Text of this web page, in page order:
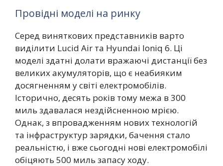
Провідні моделі на ринку
Серед виняткових представників варто
виділити Lucid Air та Hyundai Ioniq 6. Ці
моделі здатні долати вражаючі дистанції без
великих акумуляторів, що є неабияким
досягненням у світі електромобілів.
Історично, десять років тому межа в 300
миль здавалася нездійсненною мрією.
Однак, з впровадженням нових технологій
та інфраструктур зарядки, бачення стало
реальністю, і вже сьогодні нові електромобілі
обіцяють 500 миль запасу ходу.